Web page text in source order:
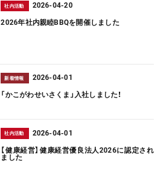
社内活動 2026-04-20
2026年社内親睦BBQを開催しました
新着情報 2026-04-01
「かこがわせいさくま」入社しました！
社内活動 2026-04-01
【健康経営】健康経営優良法人2026に認定され
ました